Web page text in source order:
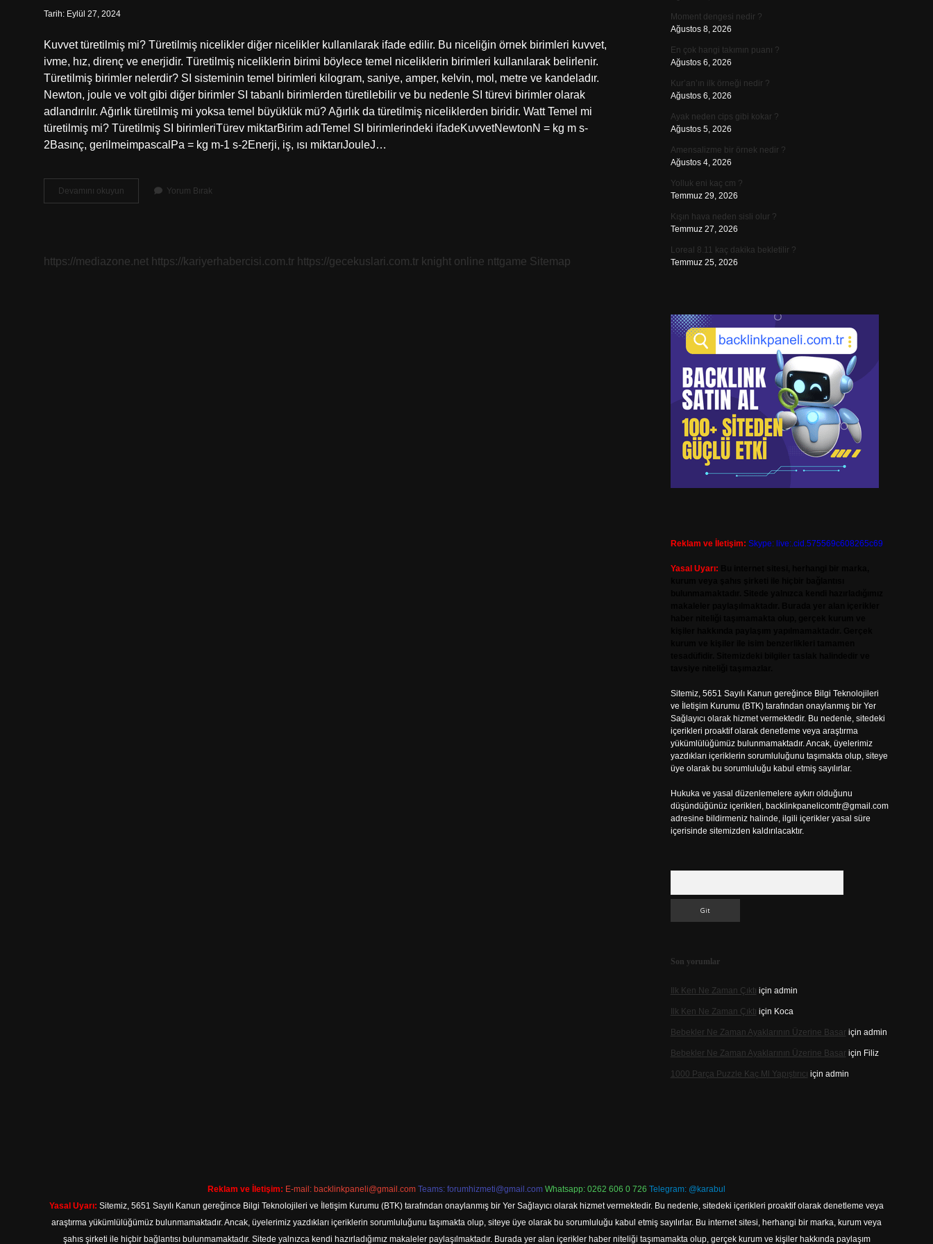
Tarih: Eylül 27, 2024
Kuvvet türetilmiş mi? Türetilmiş nicelikler diğer nicelikler kullanılarak ifade edilir. Bu niceliğin örnek birimleri kuvvet,
ivme, hız, direnç ve enerjidir. Türetilmiş niceliklerin birimi böylece temel niceliklerin birimleri kullanılarak belirlenir.
Türetilmiş birimler nelerdir? SI sisteminin temel birimleri kilogram, saniye, amper, kelvin, mol, metre ve kandeladır.
Newton, joule ve volt gibi diğer birimler SI tabanlı birimlerden türetilebilir ve bu nedenle SI türevi birimler olarak
adlandırılır. Ağırlık türetilmiş mi yoksa temel büyüklük mü? Ağırlık da türetilmiş niceliklerden biridir. Watt Temel mi
türetilmiş mi? Türetilmiş SI birimleriTürev miktarBirim adıTemel SI birimlerindeki ifadeKuvvetNewtonN = kg m s-
2Basınç, gerilmeimpascalPa = kg m-1 s-2Enerji, iş, ısı miktarıJouleJ…
Devamını okuyun
Temel
Yorum Bırak
https://mediazone.net https://kariyerhabercisi.com.tr https://gecekuslari.com.tr knight online nttgame Sitemap
Moment dengesi nedir ?
Ağustos 8, 2026
En çok hangi takımın puanı ?
Ağustos 6, 2026
Kur’an’ın ilk örneği nedir ?
Ağustos 6, 2026
Ayak neden cips gibi kokar ?
Ağustos 5, 2026
Amensalizme bir örnek nedir ?
Ağustos 4, 2026
Yolluk eni kaç cm ?
Temmuz 29, 2026
Kışın hava neden sisli olur ?
Temmuz 27, 2026
Loreal 8.11 kaç dakika bekletilir ?
Temmuz 25, 2026
Reklam ve İletişim: Skype: live:.cid.575569c608265c69
Yasal Uyarı:
Sitemiz, 5651 Sayılı Kanun gereğince Bilgi Teknolojileri
ve İletişim Kurumu (BTK) tarafından onaylanmış bir Yer
Sağlayıcı olarak hizmet vermektedir. Bu nedenle, sitedeki
içerikleri proaktif olarak denetleme veya araştırma
yükümlülüğümüz bulunmamaktadır. Ancak, üyelerimiz
yazdıkları içeriklerin sorumluluğunu taşımakta olup, siteye
üye olarak bu sorumluluğu kabul etmiş sayılırlar.
Hukuka ve yasal düzenlemelere aykırı olduğunu
düşündüğünüz içerikleri, backlinkpanelicomtr@gmail.com
adresine bildirmeniz halinde, ilgili içerikler yasal süre
içerisinde sitemizden kaldırılacaktır.
Son yorumlar
Ilk Ken Ne Zaman Çıktı için admin
Ilk Ken Ne Zaman Çıktı için Koca
Bebekler Ne Zaman Ayaklarının Üzerine Basariçin admin
Bebekler Ne Zaman Ayaklarının Üzerine Basariçin Filiz
1000 Parça Puzzle Kaç Ml Yapıştırıcı için admin
Reklam ve İletişim: E-mail: backlinkpaneli@gmail.com Teams: forumhizmeti@gmail.com Whatsapp: 0262 606 0 726 Telegram: @karabul
Yasal Uyarı: Sitemiz, 5651 Sayılı Kanun gereğince Bilgi Teknolojileri ve İletişim Kurumu (BTK) tarafından onaylanmış bir Yer Sağlayıcı olarak hizmet vermektedir. Bu nedenle, sitedeki içerikleri proaktif olarak denetleme veya
araştırma yükümlülüğümüz bulunmamaktadır. Ancak, üyelerimiz yazdıkları içeriklerin sorumluluğunu taşımakta olup, siteye üye olarak bu sorumluluğu kabul etmiş sayılırlar. Bu internet sitesi, herhangi bir marka, kurum veya
şahıs şirketi ile hiçbir bağlantısı bulunmamaktadır. Sitede yalnızca kendi hazırladığımız makaleler paylaşılmaktadır. Burada yer alan içerikler haber niteliği taşımamakta olup, gerçek kurum ve kişiler hakkında paylaşım